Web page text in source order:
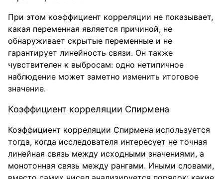
При этом коэффициент корреляции не показывает,
какая переменная является причиной, не
обнаруживает скрытые переменные и не
гарантирует линейность связи. Он также
чувствителен к выбросам: одно нетипичное
наблюдение может заметно изменить итоговое
значение.
Коэффициент корреляции Спирмена
Коэффициент корреляции Спирмена используется
тогда, когда исследователя интересует не точная
линейная связь между исходными значениями, а
монотонная связь между рангами. Иными словами,